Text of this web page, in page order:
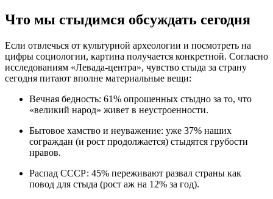
Что мы стыдимся обсуждать сегодня
Если отвлечься от культурной археологии и посмотреть на
цифры социологии, картина получается конкретной. Согласно
исследованиям «Левада-центра», чувство стыда за страну
сегодня питают вполне материальные вещи:
Вечная бедность: 61% опрошенных стыдно за то, что
«великий народ» живет в неустроенности.
Бытовое хамство и неуважение: уже 37% наших
сограждан (и рост продолжается) стыдятся грубости
нравов.
Распад СССР: 45% переживают развал страны как
повод для стыда (рост аж на 12% за год).